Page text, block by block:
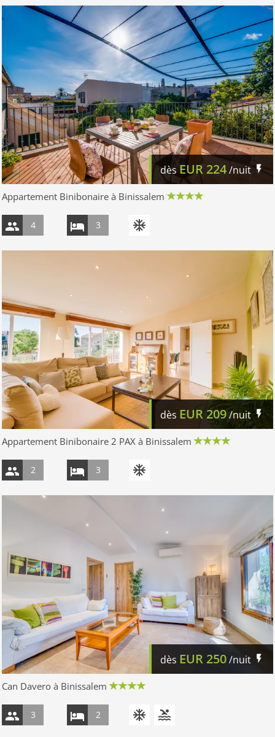
dèsEUR 224/nuit
Appartement Binibonaire à Binissalem
4 3
dès EUR209/nuit
Appartement Binibonaire 2 PAX à Binissalem
2 3
dès EUR 250/nuit
Can Davero à Binissalem
3 2